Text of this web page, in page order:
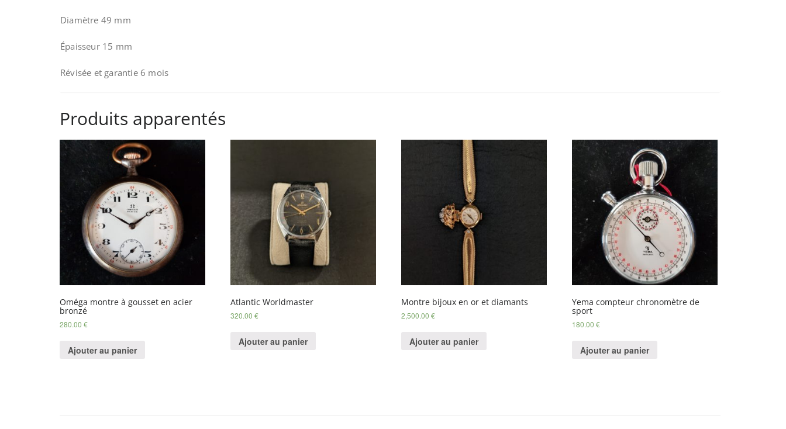
Diamètre 49 mm
Épaisseur 15 mm
Révisée et garantie 6 mois
Produits apparentés
Oméga montre à gousset en acier
bronzé
280.00 €
Ajouter au panier
Atlantic Worldmaster
320.00€
Ajouter au panier
Montre bijoux en or et diamants
2,500.00€
Ajouter au panier
Yema compteur chronomètre de
sport
180.00€
Ajouter au panier